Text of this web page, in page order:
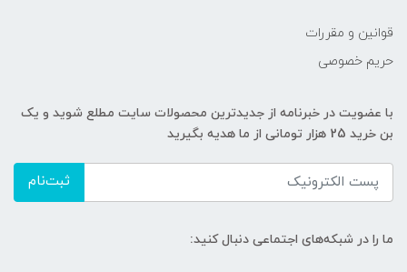
قوانین و مقررات
حریم خصوصی
با عضویت در خبرنامه از جدیدترین محصولات سایت مطلع شوید و یک
بن خرید 25 هزار تومانی از ما هدیه بگیرید
ثبت‌نام
ما را در شبکه‌های اجتماعی دنبال کنید: